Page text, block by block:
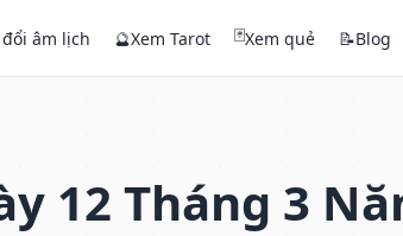
âm lịch 🔮Xem Tarot 🃏Xem quẻ 📝Blog
12 Tháng 3